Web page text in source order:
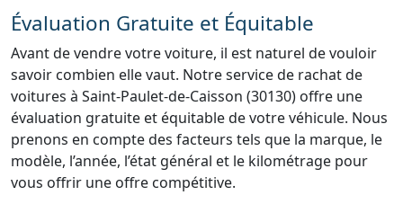
Évaluation Gratuite et Équitable
Avant de vendre votre voiture, il est naturel de vouloir
savoir combien elle vaut. Notre service de rachat de
voitures à Saint-Paulet-de-Caisson (30130) offre une
évaluation gratuite et équitable de votre véhicule. Nous
prenons en compte des facteurs tels que la marque, le
modèle, l’année, l’état général et le kilométrage pour
vous offrir une offre compétitive.